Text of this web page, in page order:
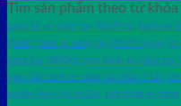
Tìm sản phẩm theo từ khóa
bánh tải xe nâng tay 80x70 pu bánh xe
70x80 bánh xe nâng tay 80x70 nylon
nâng tay 3000kg cùm bánh xe nâng tay
càng lắp bánh xe nâng tay thấp 3 tấn
nguồn thủy lực dc12v sửa chữa xe nâng